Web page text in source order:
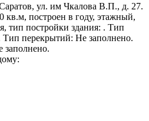
ул. им Чкалова В.П., д. 27.
построен в году, этажный,
тип постройки здания: . Тип
перекрытий: Не заполнено.
заполнено.